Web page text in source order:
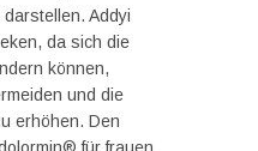
Addyi
da sich die
können,
und die
erhöhen. Den